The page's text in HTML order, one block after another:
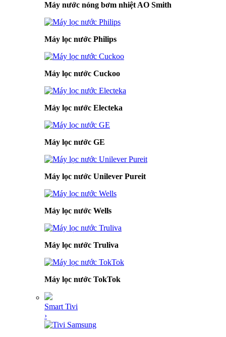
Máy nước nóng bơm nhiệt AO Smith
Máy lọc nước Philips
Máy lọc nước Cuckoo
Máy lọc nước Electeka
Máy lọc nước GE
Máy lọc nước Unilever Pureit
Máy lọc nước Wells
Máy lọc nước Truliva
Máy lọc nước TokTok
Smart Tivi
›